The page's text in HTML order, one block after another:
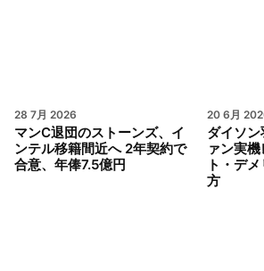
28 7月 2026
マンC退団のストーンズ、イ
ンテル移籍間近へ 2年契約で
合意、年俸7.5億円
20 6月
ダイソ
ァン実
ト・デ
方